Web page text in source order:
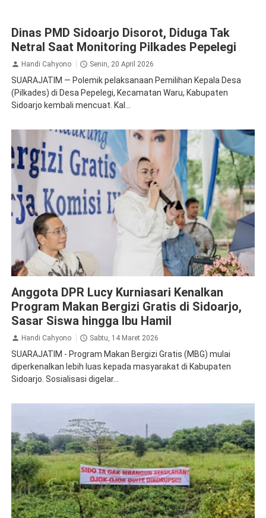
Dinas PMD Sidoarjo Disorot, Diduga Tak
Netral Saat Monitoring Pilkades Pepelegi
Handi Cahyono Senin, 20 April 2026
SUARAJATIM — Polemik pelaksanaan Pemilihan Kepala Desa
(Pilkades) di Desa Pepelegi, Kecamatan Waru, Kabupaten
Sidoarjo kembali mencuat. Kal...
Anggota DPR Lucy Kurniasari Kenalkan
Program Makan Bergizi Gratis di Sidoarjo,
Sasar Siswa hingga Ibu Hamil
Handi Cahyono Sabtu, 14 Maret 2026
SUARAJATIM - Program Makan Bergizi Gratis (MBG) mulai
diperkenalkan lebih luas kepada masyarakat di Kabupaten
Sidoarjo. Sosialisasi digelar...